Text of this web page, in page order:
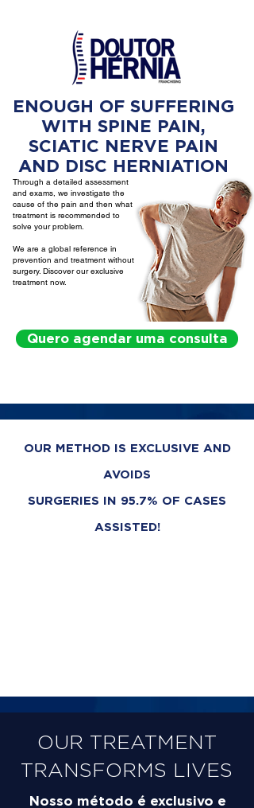
ENOUGH OF SUFFERING
WITH SPINE PAIN,
SCIATIC NERVE PAIN
AND DISC HERNIATION
Through a detailed assessment
and exams, we investigate the
cause of the pain and then what
treatment is recommended to
solve your problem.
We are a global reference in
prevention and treatment without
surgery. Discover our exclusive
treatment now.
Quero agendar uma consulta
OUR METHOD IS EXCLUSIVE AND
AVOIDS
SURGERIES IN 95.7% OF CASES
ASSISTED!
OUR TREATMENT
TRANSFORMS LIVES
Nosso método é exclusivo e